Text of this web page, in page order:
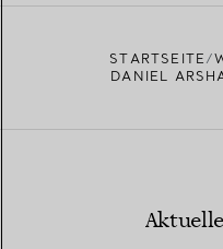
STARTSEITE
DANIEL